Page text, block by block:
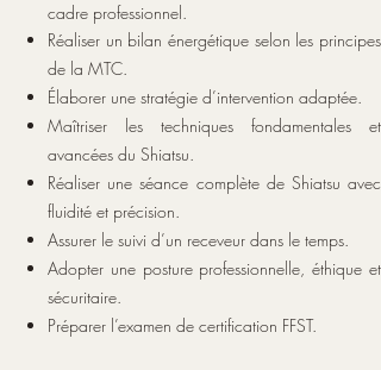
cadre professionnel.
Réaliser un bilan énergétique selon les principes
de la MTC.
Élaborer une stratégie d’intervention adaptée.
Maîtriser les techniques fondamentales et
avancées du Shiatsu.
Réaliser une séance complète de Shiatsu avec
fluidité et précision.
Assurer le suivi d’un receveur dans le temps.
Adopter une posture professionnelle, éthique et
sécuritaire.
Préparer l’examen de certification FFST.